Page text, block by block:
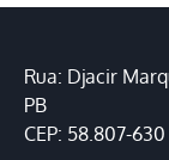
Rua: Djacir
PB
CEP: 58.807-630